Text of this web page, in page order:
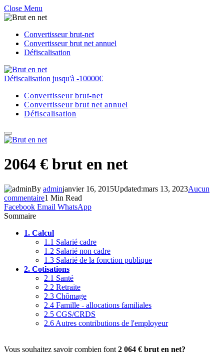
Close Menu
Convertisseur brut-net
Convertisseur brut net annuel
Défiscalisation
Défiscalisation jusqu'à -10000€
Convertisseur brut-net
Convertisseur brut net annuel
Défiscalisation
2064 € brut en net
By adminjanvier 16, 2015Updated:mars 13, 2023Aucun
commentaire1 Min Read
Facebook Email WhatsApp
Sommaire
1. Calcul
1.1 Salarié cadre
1.2 Salarié non cadre
1.3 Salarié de la fonction publique
2. Cotisations
2.1 Santé
2.2 Retraite
2.3 Chômage
2.4 Famille - allocations familiales
2.5 CGS/CRDS
2.6 Autres contributions de l'employeur
Vous souhaitez savoir combien font 2 064 € brut en net?